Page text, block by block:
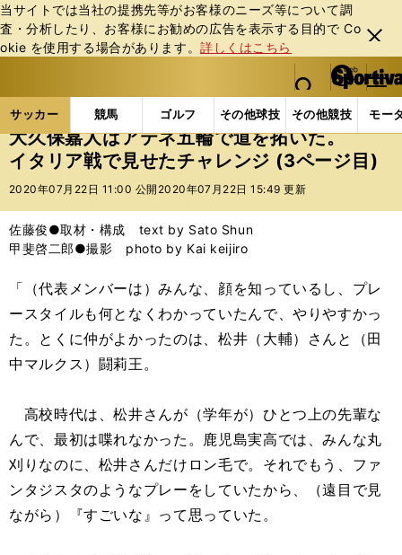
当サイトでは当社の提携先等がお客様のニーズ等について調
査・分析したり、お客様にお勧めの広告を表⽰する⽬的で Co
okie を使⽤する場合があります。詳しくはこちら
閉じ
る
web Sportiva (webスポルティーバ)
検索
マイペ
ー
ジ
メニュ
サッカー 競馬 ゴルフ その他球技 その他競技 モー
ス
ポ
ル
バ
サッカーの記事一覧 サッカー代表 日本代表 大
大久保嘉人はアテネ五輪で道を拓いた。
イタリア戦で見せたチャレンジ (3ページ目)
2020年07月22日 11:00 公開 2020年07月22日 15:49 更新
佐藤俊●取材・構成 text by Sato Shun
甲斐啓二郎●撮影 photo by Kai keijiro
「（代表メンバーは）みんな、顔を知っているし、プレ
ースタイルも何となくわかっていたんで、やりやすかっ
た。とくに仲がよかったのは、松井（大輔）さんと（田
中マルクス）闘莉王。
高校時代は、松井さんが（学年が）ひとつ上の先輩な
んで、最初は喋れなかった。鹿児島実高では、みんな丸
刈りなのに、松井さんだけロン毛で。それでもう、ファ
ンタジスタのようなプレーをしていたから、（遠目で見
ながら）『すごいな』って思っていた。